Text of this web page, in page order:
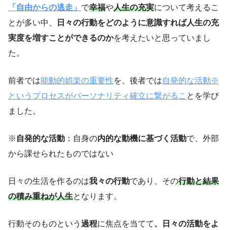
「自由からの逃走」 で幸福や人生の充実について考えるこ
とが多い中、
日々の行動をどのように意識すれば人生の充
実度を増すことができるのかを考えたいと思っていまし
た。
前者では能動的娯楽の重要性を、後者では自発的な活動※
というプロセスがパーソナリティ確立に繋がるこ とを学び
ました。
※ 自発的な活動 ：自身の内的な動機に基づく活動で、外部
から課せられたものではない
日々の生活を作るのは我々の行動であり、その行動と結果
の積み重ねが人生となります。
行動そのものという 過程に焦点を当てて、日々の活動をよ